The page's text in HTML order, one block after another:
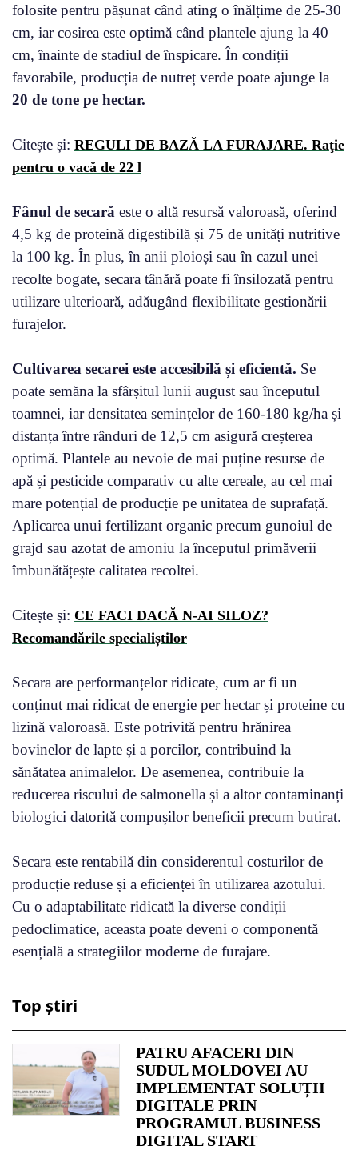
folosite pentru pășunat când ating o înălțime de 25-30
cm, iar cosirea este optimă când plantele ajung la 40
cm, înainte de stadiul de înspicare. În condiții
favorabile, producția de nutreț verde poate ajunge la
20 de tone pe hectar.
Citește și: REGULI DE BAZĂ LA FURAJARE. Raţie
pentru o vacă de 22 l
Fânul de secară este o altă resursă valoroasă, oferind
4,5 kg de proteină digestibilă și 75 de unități nutritive
la 100 kg. În plus, în anii ploioși sau în cazul unei
recolte bogate, secara tânără poate fi însilozată pentru
utilizare ulterioară, adăugând flexibilitate gestionării
furajelor.
Cultivarea secarei este accesibilă și eficientă. Se
poate semăna la sfârșitul lunii august sau începutul
toamnei, iar densitatea semințelor de 160-180 kg/ha și
distanța între rânduri de 12,5 cm asigură creșterea
optimă. Plantele au nevoie de mai puține resurse de
apă și pesticide comparativ cu alte cereale, au cel mai
mare potențial de producție pe unitatea de suprafață.
Aplicarea unui fertilizant organic precum gunoiul de
grajd sau azotat de amoniu la începutul primăverii
îmbunătățește calitatea recoltei.
Citește și: CE FACI DACĂ N-AI SILOZ?
Recomandările specialiștilor
Secara are performanțelor ridicate, cum ar fi un
conținut mai ridicat de energie per hectar și proteine cu
lizină valoroasă. Este potrivită pentru hrănirea
bovinelor de lapte și a porcilor, contribuind la
sănătatea animalelor. De asemenea, contribuie la
reducerea riscului de salmonella și a altor contaminanți
biologici datorită compușilor beneficii precum butirat.
Secara este rentabilă din considerentul costurilor de
producție reduse și a eficienței în utilizarea azotului.
Cu o adaptabilitate ridicată la diverse condiții
pedoclimatice, aceasta poate deveni o componentă
esențială a strategiilor moderne de furajare.
Top știri
PATRU AFACERI DIN
SUDUL MOLDOVEI AU
IMPLEMENTAT SOLUȚII
DIGITALE PRIN
PROGRAMUL BUSINESS
DIGITAL START